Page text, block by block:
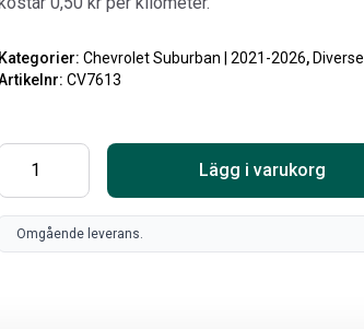
Kategorier: Chevrolet Suburban | 2021-2026, Diverse
CV7613
Lägg i varukorg
Omgående leverans.